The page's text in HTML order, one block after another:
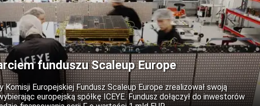
funduszu Scaleup Europe
Europejskiej Fundusz Scaleup Europe zrealizował swoją
europejską spółkę ICEYE. Fundusz dołączył do inwestorów